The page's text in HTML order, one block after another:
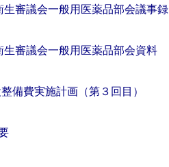
審議会一般用医薬品部会議事録
審議会一般用医薬品部会資料
備費実施計画（第３回目）